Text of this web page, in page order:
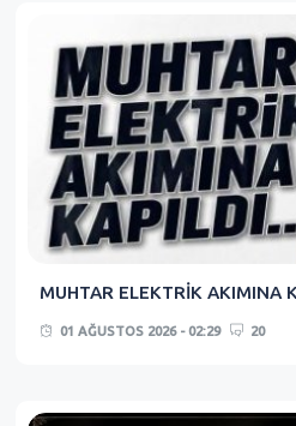
MUHTAR ELEKTRİK AKIMINA
01 AĞUSTOS 2026 - 02:29 20